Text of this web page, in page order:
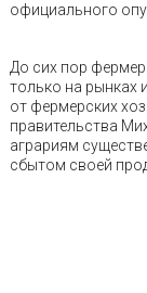
официального
До сих пор
только на рынках
от фермерских
правительства
аграриям
сбытом своей